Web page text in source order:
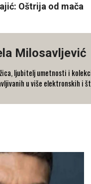
Oštrija od mača
Milosavljević
ljubitelj umetnosti i
u više elektronskih i